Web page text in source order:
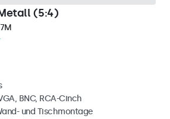
(5:4)
BNC, RCA-Cinch
und Tischmontage